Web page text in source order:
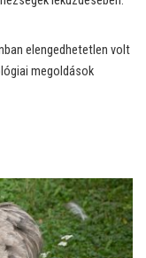
elengedhetetlen volt
megoldások